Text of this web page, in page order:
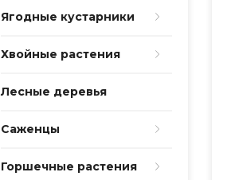
Ягодные кустарники
Хвойные растения
Лесные деревья
Саженцы
Горшечные растения